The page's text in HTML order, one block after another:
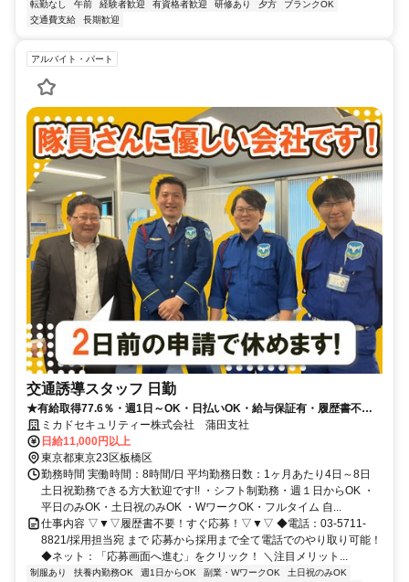
転勤なし 午前 経験者歓迎 有資格者歓迎 研修あり 夕方
ブランクOK
交通費支給
長期歓迎
アルバイト・パート
交通誘導スタッフ 日勤
★有給取得77.6％・週1日～OK・日払いOK・給与保証有・履歴書不要
★ ミカドセキュリティー株式会社 蒲田支社
日給11,000円以上
東京都東京23区板橋区
勤務時間 実働時間：8時間/日 平均勤務日数：1ヶ月あたり4日～8日
土日祝勤務できる方大歓迎です!! ・シフト制勤務・週１日からOK ・
平日のみOK・土日祝のみOK ・WワークOK・フルタイム 自...
仕事内容 ▽▼▽履歴書不要！すぐ応募！▽▼▽ ◆電話：03-5711-
8821/採用担当宛 まで 応募から採用まで全て電話でのやり取り可能！
◆ネット：「応募画面へ進む」をクリック！ ＼注目メリット...
制服あり 扶養内勤務OK 週1日からOK 副業・WワークOK
土日祝のみOK